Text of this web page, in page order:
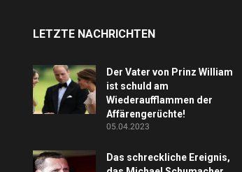
LETZTE NACHRICHTEN
Der Vater von Prinz William
ist schuld am
Wiederaufflammen der
Affärengerüchte!
05.04.2023
Das schreckliche Ereignis,